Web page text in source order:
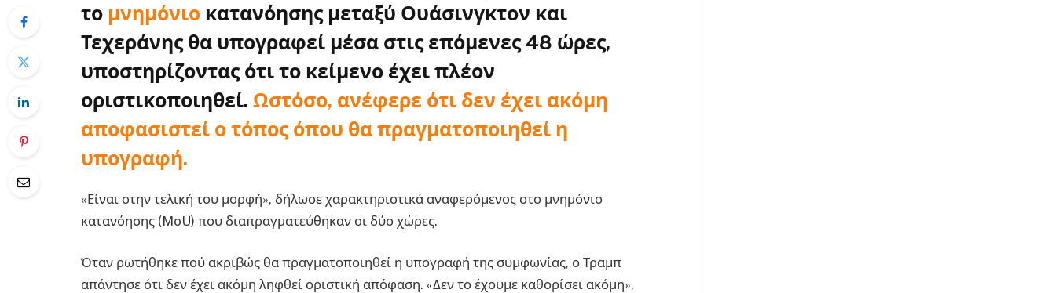
το μνημόνιο κατανόησης μεταξύ Ουάσινγκτον και
Τεχεράνης θα υπογραφεί μέσα στις επόμενες 48 ώρες,
υποστηρίζοντας ότι το κείμενο έχει πλέον
οριστικοποιηθεί. Ωστόσο, ανέφερε ότι δεν έχει ακόμη
αποφασιστεί ο τόπος όπου θα πραγματοποιηθεί η
υπογραφή.
«Είναι στην τελική του μορφή», δήλωσε χαρακτηριστικά αναφερόμενος στο μνημόνιο
κατανόησης (MoU) που διαπραγματεύθηκαν οι δύο χώρες.
Όταν ρωτήθηκε πού ακριβώς θα πραγματοποιηθεί η υπογραφή της συμφωνίας, ο Τραμπ
απάντησε ότι δεν έχει ακόμη ληφθεί οριστική απόφαση. «Δεν το έχουμε καθορίσει ακόμη»,